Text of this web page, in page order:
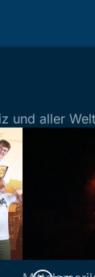
und aller Welt